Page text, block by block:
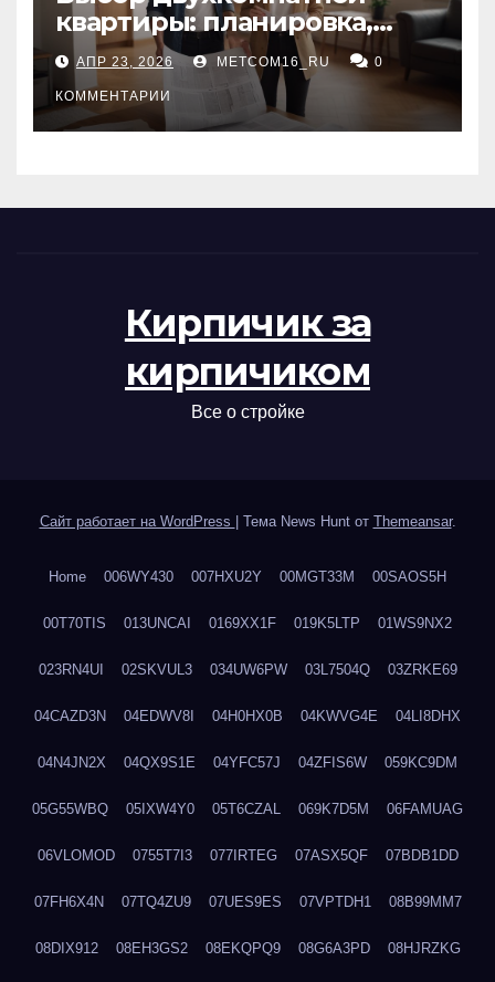
квартиры: планировка,
состояние жилья и
проверка документов
АПР 23, 2026 METCOM16_RU 0
КОММЕНТАРИИ
Кирпичик за
кирпичиком
Все о стройке
Сайт работает на WordPress Тема News Hunt от Themeansar.
Home 006WY430 007HXU2Y 00MGT33M 00SAOS5H
00T70TIS 013UNCAI 0169XX1F 019K5LTP 01WS9NX2
023RN4UI 02SKVUL3 034UW6PW 03L7504Q 03ZRKE69
04CAZD3N 04EDWV8I 04H0HX0B 04KWVG4E 04LI8DHX
04N4JN2X 04QX9S1E 04YFC57J 04ZFIS6W 059KC9DM
05G55WBQ 05IXW4Y0 05T6CZAL 069K7D5M 06FAMUAG
06VLOMOD 0755T7I3 077IRTEG 07ASX5QF 07BDB1DD
07FH6X4N 07TQ4ZU9 07UES9ES 07VPTDH1 08B99MM7
08DIX912 08EH3GS2 08EKQPQ9 08G6A3PD 08HJRZKG